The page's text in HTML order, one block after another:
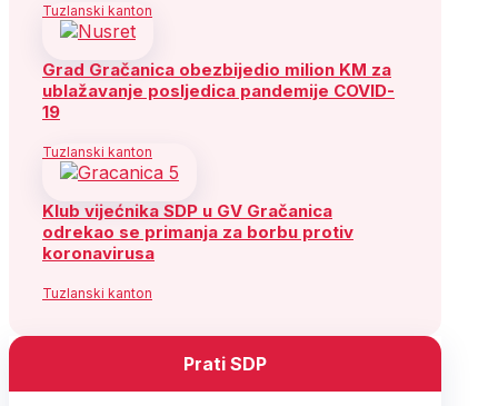
Tuzlanski kanton
Grad Gračanica obezbijedio milion KM za
ublažavanje posljedica pandemije COVID-
19
Tuzlanski kanton
Klub vijećnika SDP u GV Gračanica
odrekao se primanja za borbu protiv
koronavirusa
Tuzlanski kanton
Prati SDP